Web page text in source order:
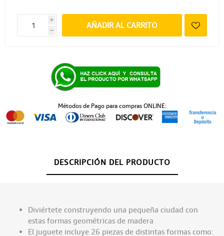
i
h
AÑADIR AL CARRITO
Métodos de Pago para compras ONLINE:
DESCRIPCIÓN DEL PRODUCTO
Diviértete construyendo una pequeña ciudad con
estas formas geométricas de madera
El juguete incluye 26 piezas de distintas formas como: